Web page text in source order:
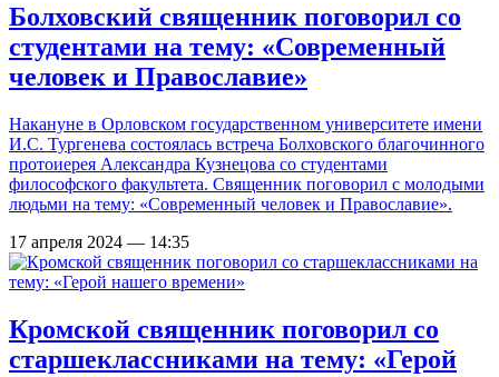
Болховский священник поговорил со
студентами на тему: «Современный
человек и Православие»
Накануне в Орловском государственном университете имени
И.С. Тургенева состоялась встреча Болховского благочинного
протоиерея Александра Кузнецова со студентами
философского факультета. Священник поговорил с молодыми
людьми на тему: «Современный человек и Православие».
17 апреля 2024 — 14:35
Кромской священник поговорил со
старшеклассниками на тему: «Герой